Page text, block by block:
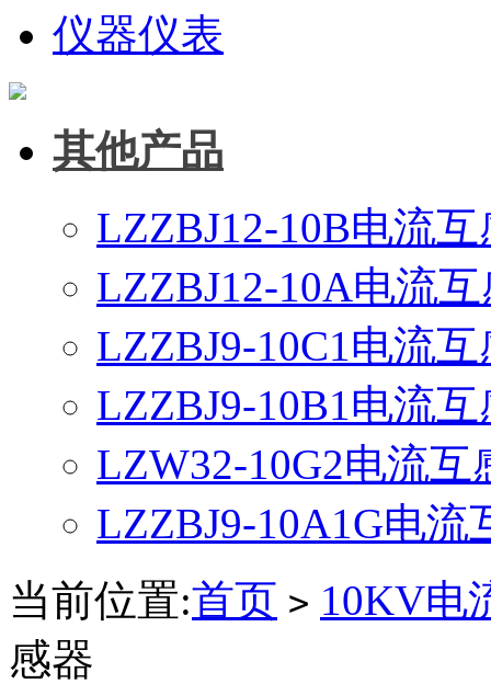
仪器仪表
其他产品
LZZBJ12-10B电流
LZZBJ12-10A电流
LZZBJ9-10C1电流
LZZBJ9-10B1电流
LZW32-10G2电流互
LZZBJ9-10A1G电流
当前位置:首页 > 10KV电
感器